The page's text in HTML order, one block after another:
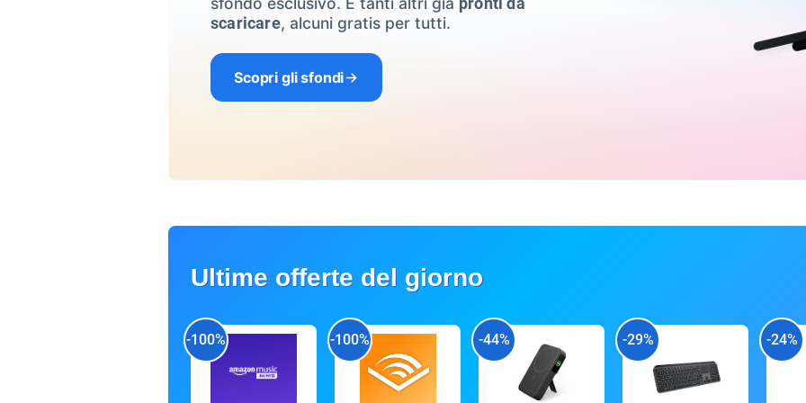
pronti da
scaricare, alcuni gratis per tutti.
Scopri gli sfondi
Ultime offerte del giorno
-100% -100% -44% -29% -24%